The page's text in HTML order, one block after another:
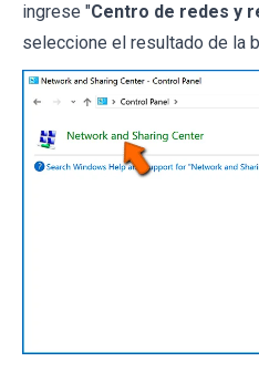
ingrese "Centro de redes y
seleccione el resultado de la